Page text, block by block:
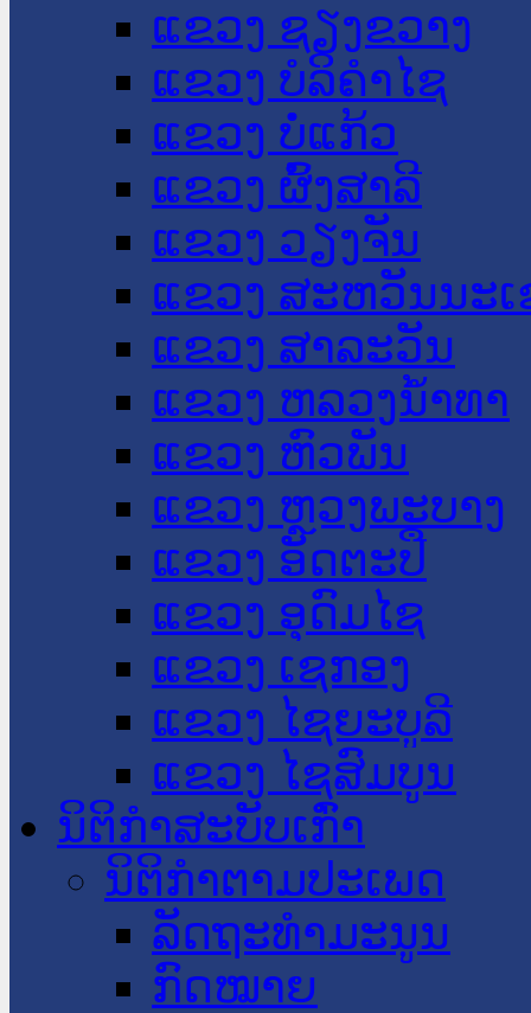
ແຂວງ ຊຽງຂວາງ
ແຂວງ ບໍລິຄໍາໄຊ
ແຂວງ ບໍ່ແກ້ວ
ແຂວງ ຜົ້ງສາລີ
ແຂວງ ວຽງຈັນ
ແຂວງ ສະຫວັນນະ
ແຂວງ ສາລະວັນ
ແຂວງ ຫລວງນໍ້າທາ
ແຂວງ ຫົວພັນ
ແຂວງ ຫຼວງພະບາງ
ແຂວງ ອັດຕະປື
ແຂວງ ອຸດົມໄຊ
ແຂວງ ເຊກອງ
ແຂວງ ໄຊຍະບູລີ
ແຂວງ ໄຊສົມບູນ
ນິຕິກໍາສະບັບເກົ່າ
ນິຕິກຳຕາມປະເພດ
ລັດຖະທໍາມະນູນ
ກົດໝາຍ